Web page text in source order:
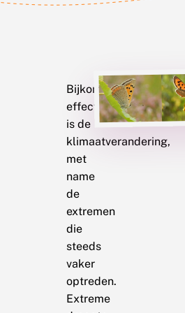
Bijkomend
effect
is de
klimaatverandering,
met
name
de
extremen
die
steeds
vaker
optreden.
Extreme